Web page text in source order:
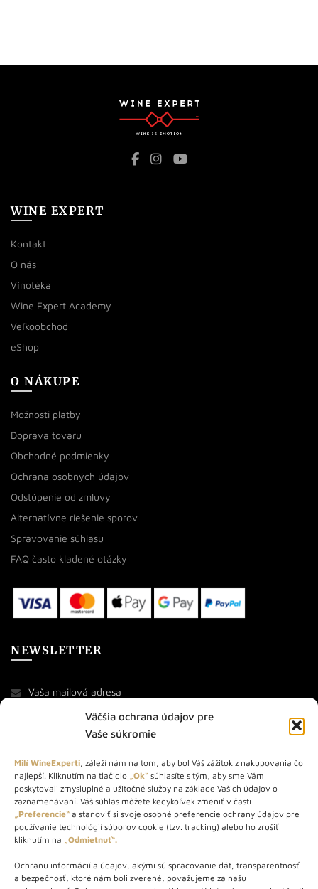
Väčšia ochrana údajov pre
Vaše súkromie
Milí WineExperti, záleží nám na tom, aby bol Váš zážitok z nakupovania čo
najlepší. Kliknutím na tlačidlo „Ok“ súhlasíte s tým, aby sme Vám
poskytovali zmysluplné a užitočné služby na základe Vašich údajov o
zaznamenávaní. Váš súhlas môžete kedykoľvek zmeniť v časti
„Preferencie“ a stanoviť si svoje osobné preferencie ochrany údajov pre
používanie technológií súborov cookie (tzv. tracking) alebo ho zrušiť
kliknutím na „Odmietnuť“.
Ochranu informácií a údajov, akými sú spracovanie dát, transparentnosť
a bezpečnosť, ktoré nám boli zverené, považujeme za našu
WINE EXPERT
Kontakt
O nás
Vínotéka
Wine Expert Academy
Veľkoobchod
eShop
O NÁKUPE
Možnosti platby
Doprava tovaru
Obchodné podmienky
Ochrana osobných údajov
Odstúpenie od zmluvy
Alternatívne riešenie sporov
Spravovanie súhlasu
FAQ často kladené otázky
NEWSLETTER
O NÁS
STORE – obchod s vínom a destilátmi od roku 2010. Na našej
webovej stránke predávame viac ako 1000+ značkových
produktov.
Info tel.: +421 917 779 888